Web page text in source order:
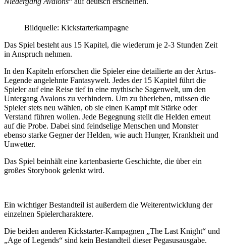
Bildquelle: Kickstarterkampagne
Das Spiel besteht aus 15 Kapitel, die wiederum je 2-3 Stunden Zeit
in Anspruch nehmen.
In den Kapiteln erforschen die Spieler eine detailierte an der Artus-
Legende angelehnte Fantasywelt. Jedes der 15 Kapitel führt die
Spieler auf eine Reise tief in eine mythische Sagenwelt, um den
Untergang Avalons zu verhindern. Um zu überleben, müssen die
Spieler stets neu wählen, ob sie einen Kampf mit Stärke oder
Verstand führen wollen. Jede Begegnung stellt die Helden erneut
auf die Probe. Dabei sind feindselige Menschen und Monster
ebenso starke Gegner der Helden, wie auch Hunger, Krankheit und
Unwetter.
Das Spiel beinhält eine kartenbasierte Geschichte, die über ein
großes Storybook gelenkt wird.
Ein wichtiger Bestandteil ist außerdem die Weiterentwicklung der
einzelnen Spielercharaktere.
Die beiden anderen Kickstarter-Kampagnen „The Last Knight“ und
„Age of Legends“ sind kein Bestandteil dieser Pegasusausgabe.